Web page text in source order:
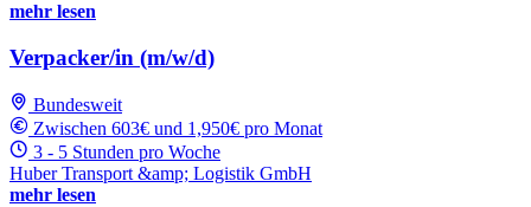
mehr lesen
Verpacker/in (m/w/d)
Bundesweit
Zwischen 603€ und 1,950€ pro Monat
3 - 5 Stunden pro Woche
Huber Transport &amp; Logistik GmbH
mehr lesen